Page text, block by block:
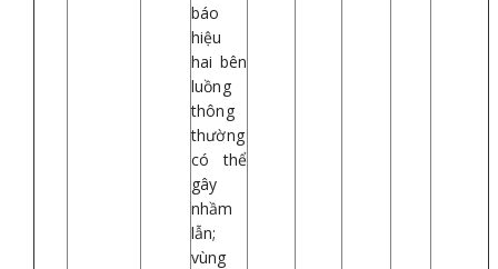
báo
hiệu
hai bên
luồng
thông
thường
có thể
gây
nhầm
lẫn;
vùng